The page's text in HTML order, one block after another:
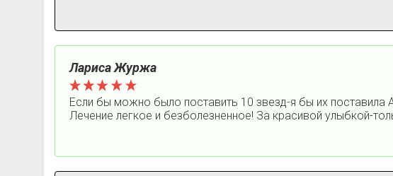
Лариса Журжа
Если бы можно было поставить 10 звезд-я бы их
Лечение легкое и безболезненное! За красивой улыбкой-